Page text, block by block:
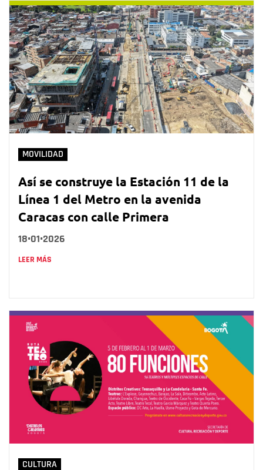
MOVILIDAD
Así se construye la Estación 11 de la
Línea 1 del Metro en la avenida
Caracas con calle Primera
18•01•2026
LEER MÁS
CULTURA